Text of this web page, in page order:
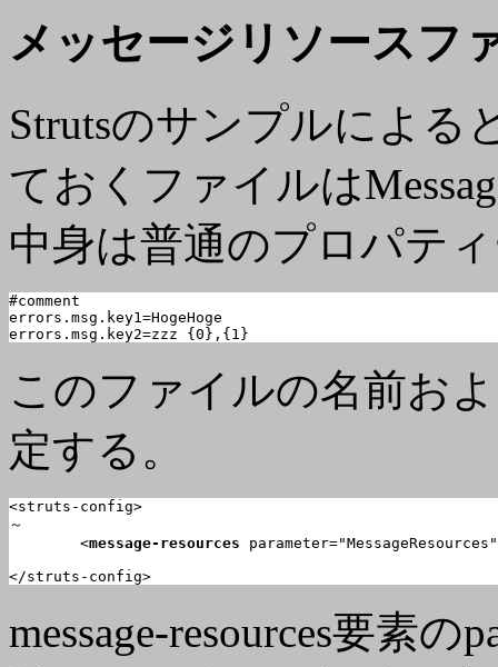
メッセージリソースフ
Strutsのサンプルによる
ておくファイルは
中身は普通のプロパテ
errors.msg.key1
errors.msg.key2=zzz {0},{1}
このファイルの名前お
定する。
<struts-config>
～
	<
message-resources
</struts-config>
message-resources要素